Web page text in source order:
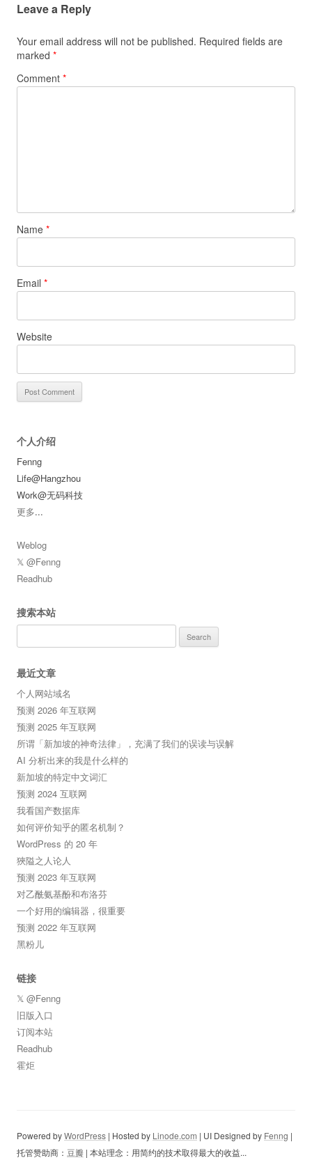
Leave a Reply
Your email address will not be published. Required fields are
marked *
Comment *
Name *
Email *
Website
个人介绍
Fenng
Life@Hangzhou
Work@无码科技
更多...
Weblog
𝕏 @Fenng
Readhub
搜索本站
for:
最近文章
个人网站域名
预测 2026 年互联网
预测 2025 年互联网
所谓「新加坡的神奇法律」，充满了我们的误读与误解
AI 分析出来的我是什么样的
新加坡的特定中文词汇
预测 2024 互联网
我看国产数据库
如何评价知乎的匿名机制？
WordPress 的 20 年
狹隘之人论人
预测 2023 年互联网
对乙酰氨基酚和布洛芬
一个好用的编辑器，很重要
预测 2022 年互联网
黑粉儿
链接
𝕏 @Fenng
旧版入口
订阅本站
Readhub
霍炬
Powered byWordPress | Hosted by Linode.com | UI Designed by Fenng |
托管赞助商： 豆瓣 | 本站理念：用简约的技术取得最大的收益...